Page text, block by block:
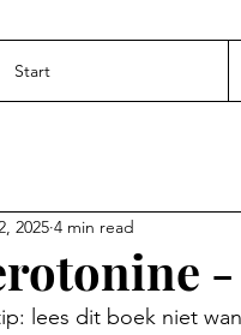
Start
2025 4 min read
lees dit boek niet